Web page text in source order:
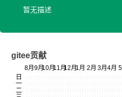
暂无描述
gitee贡献